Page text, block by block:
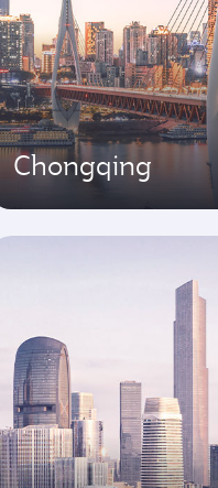
Chongqing